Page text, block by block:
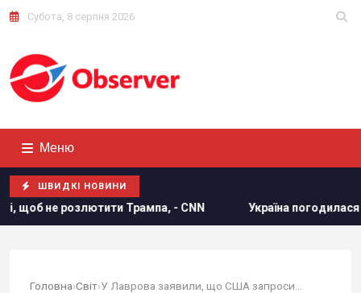
Субота, 8 серпня 2026
Меню
ШВИДКІ НОВИНИ
Трампа, - CNN Україна погодилася не атакувати
Головна›Світ›